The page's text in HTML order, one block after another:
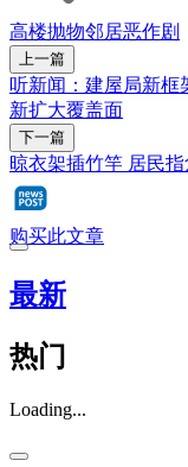
高楼抛物邻居恶作剧
上一篇
听新闻：建屋局新框
新扩大覆盖面
下一篇
晾衣架插竹竿 居民
购买此文章
最新
热门
Loading...